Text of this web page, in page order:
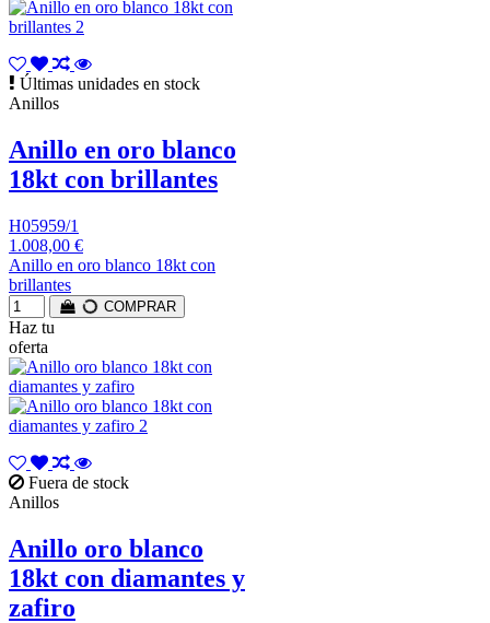
Últimas unidades en stock
Anillos
Anillo en oro blanco
18kt con brillantes
H05959/1
1.008,00 €
Anillo en oro blanco 18kt con
brillantes
COMPRAR
Haz tu
oferta
Fuera de stock
Anillos
Anillo oro blanco
18kt con diamantes y
zafiro